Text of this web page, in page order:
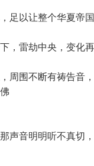
以让整个华夏帝国
雷劫中央，变化再
围不断有祷告音，
音明明听不真切，